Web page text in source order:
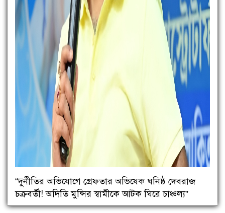
“দুর্নীতির অভিযোগে গ্রেফতার অভিষেক ঘনিষ্ঠ দেবরাজ
চক্রবর্তী! অদিতি মুন্সির স্বামীকে আটক ঘিরে চাঞ্চল্য”